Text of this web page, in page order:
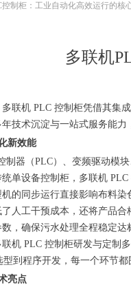
多联机
控制柜：工业自动化高效运行的核
联机 PLC 控制柜凭借其集
技术沉淀与一站式服务能
新效能
制器（PLC）、变频驱动模
单设备控制柜，多联机
的同步运行直接影响布料
人工干预成本，还将产品
，确保污水处理全程稳定达
机 PLC 控制柜研发与定制
到程序开发，每一个环节
亮点